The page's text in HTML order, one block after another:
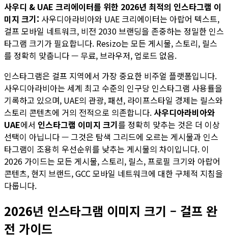
사우디 & UAE 크리에이터를 위한 2026년 최적의 인스타그램 이
미지 크기: 사우디아라비아와 UAE 크리에이터는 아랍어 텍스트,
걸프 모바일 네트워크, 비전 2030 브랜딩을 존중하는 정밀한 인스
타그램 크기가 필요합니다. Resizo는 모든 게시물, 스토리, 릴스
를 정확히 맞춥니다 — 무료, 브라우저, 업로드 없음.
인스타그램은 걸프 지역에서 가장 중요한 비주얼 플랫폼입니다.
사우디아라비아는 세계 최고 수준의 인구당 인스타그램 사용률을
기록하고 있으며, UAE의 관광, 패션, 라이프스타일 경제는 릴스와
스토리 콘텐츠에 거의 전적으로 의존합니다. 사우디아라비아와
UAE에서 인스타그램 이미지 크기를 정확히 맞추는 것은 더 이상
선택이 아닙니다 — 그것은 탐색 그리드에 오르는 게시물과 인스
타그램이 조용히 우선순위를 낮추는 게시물의 차이입니다. 이
2026 가이드는 모든 게시물, 스토리, 릴스, 프로필 크기와 아랍어
콘텐츠, 현지 브랜드, GCC 모바일 네트워크에 대한 구체적 지침을
다룹니다.
2026년 인스타그램 이미지 크기 – 걸프 완
전 가이드